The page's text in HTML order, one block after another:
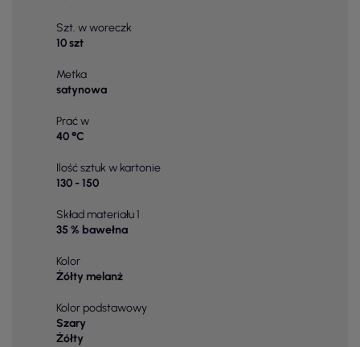
Szt. w woreczk
10 szt
Metka
satynowa
Prać w
40 °C
Ilość sztuk w kartonie
130 - 150
Skład materiału 1
35 % bawełna
Kolor
Żółty melanż
Kolor podstawowy
Szary
Żółty